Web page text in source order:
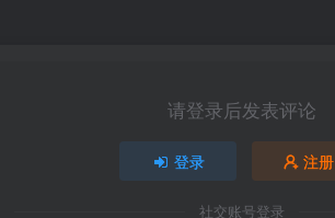
请登录后发表评论
登录 注册
社交账号登录